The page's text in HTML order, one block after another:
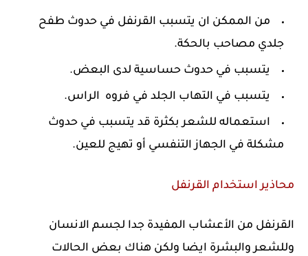
من الممكن ان يتسبب القرنفل في حدوث طفح
جلدي مصاحب بالحكة.
يتسبب في حدوث حساسية لدى البعض.
يتسبب في التهاب الجلد في فروه الراس.
استعماله للشعر بكثرة قد يتسبب في حدوث
مشكلة في الجهاز التنفسي أو تهيج للعين.
محاذير استخدام القرنفل
القرنفل من الأعشاب المفيدة جدا لجسم الانسان
وللشعر والبشرة ايضا ولكن هناك بعض الحالات